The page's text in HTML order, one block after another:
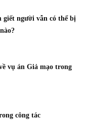
người vẫn có thể bị
vụ án Giả mạo trong
công tác